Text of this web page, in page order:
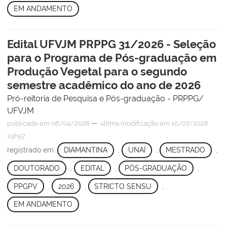
EM ANDAMENTO
Edital UFVJM PRPPG 31/2026 - Seleção
para o Programa de Pós-graduação em
Produção Vegetal para o segundo
semestre acadêmico do ano de 2026
Pró-reitoria de Pesquisa e Pós-graduação - PRPPG/
UFVJM
publicado em 06/04/2026 — última modificação em 10/07/2026
19h57
registrado em: DIAMANTINA UNAÍ MESTRADO
DOUTORADO EDITAL PÓS-GRADUAÇÃO
PPGPV 2026 STRICTO SENSU
EM ANDAMENTO